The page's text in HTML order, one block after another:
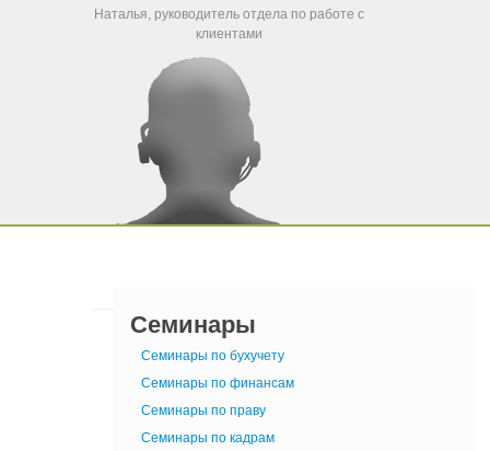
Наталья, руководитель отдела по работе с
клиентами
Семинары
Семинары по бухучету
Семинары по финансам
Семинары по праву
Семинары по кадрам